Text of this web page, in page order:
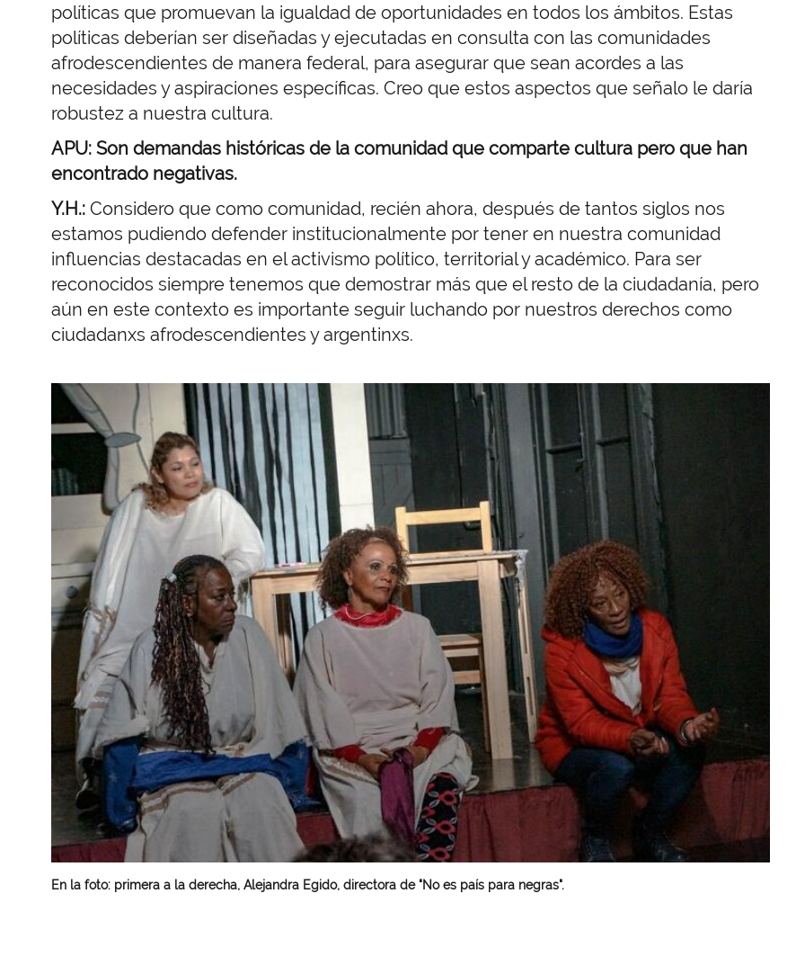
políticas que promuevan la igualdad de oportunidades en todos los ámbitos. Estas
políticas deberían ser diseñadas y ejecutadas en consulta con las comunidades
afrodescendientes de manera federal, para asegurar que sean acordes a las
necesidades y aspiraciones específicas. Creo que estos aspectos que señalo le daría
robustez a nuestra cultura.
APU: Son demandas históricas de la comunidad que comparte cultura pero que han
encontrado negativas.
Y.H.: Considero que como comunidad, recién ahora, después de tantos siglos nos
estamos pudiendo defender institucionalmente por tener en nuestra comunidad
influencias destacadas en el activismo político, territorial y académico. Para ser
reconocidos siempre tenemos que demostrar más que el resto de la ciudadanía, pero
aún en este contexto es importante seguir luchando por nuestros derechos como
ciudadanxs afrodescendientes y argentinxs.
Imagen
En la foto: primera a la derecha, Alejandra Egido, directora de "No es país para negras".